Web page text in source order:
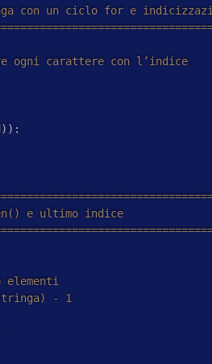
# Mostrare come accedere ogni carattere con l’indice
) ) :
# 10. Differenza tra len() e ultimo indice